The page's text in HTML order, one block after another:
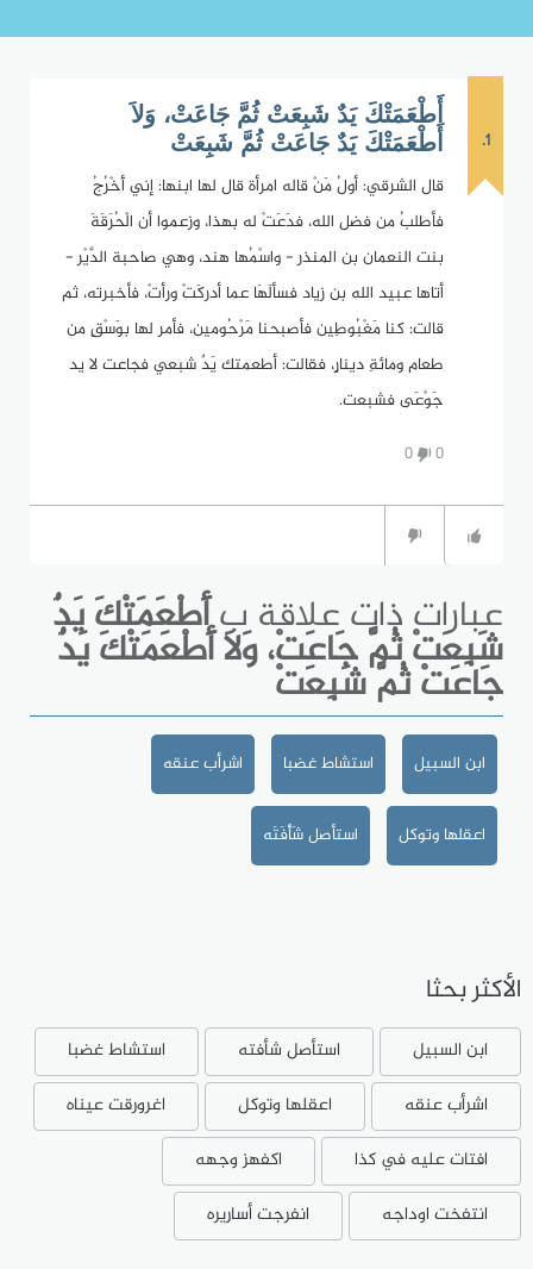
1.
أَطْعَمَتْكَ يَدٌ شَبِعَتْ ثُمَّ جَاعَتْ، وَلاَ
أَطْعَمَتْكَ يَدٌ جَاعَتْ ثُمَّ شَبِعَتْ
قال الشرقي: أولُ مَنْ قاله امرأة قال لها ابنها: إني أَخْرُجُ
فأطلبُ من فضل الله، فدَعَتْ له بهذا، وزعموا أن الْحُرَقَةَ
بنت النعمان بن المنذر - واسْمُها هند، وهي صاحبة الدَّيْر -
أتاها عبيد الله بن زياد فسألَهَا عما أدركَتْ ورأتْ، فأخبرته، ثم
قالت: كنا مَغْبُوطِين فأصبحنا مَرْحُومين، فأمر لها بوَسْقٍ من
طعام ومائةِ دينارٍ، فقالت: أطعمتك يَدٌ شبعي فجاعت لا يد
جَوْعَى فشبعت.
0
0
عبارات ذات علاقة بأَطْعَمَتْكَ يَدٌ
شَبِعَتْ ثُمَّ جَاعَتْ، وَلاَ أَطْعَمَتْكَ يَدٌ
جَاعَتْ ثُمَّ شَبِعَتْ
ابن السبيل استشاط غضبا اشرأب عنقه
اعقلها وتوكل استأصل شَأْفَتَه
الأكثر بحثا
ابن السبيل استأصل شأفته
استشاط غضبا
اشرأب عنقه
اعقلها وتوكل
اغرورقت عيناه
افتات عليه في كذا
اكفهز وجهه
انتفخت اوداجه
انفرجت أساريره